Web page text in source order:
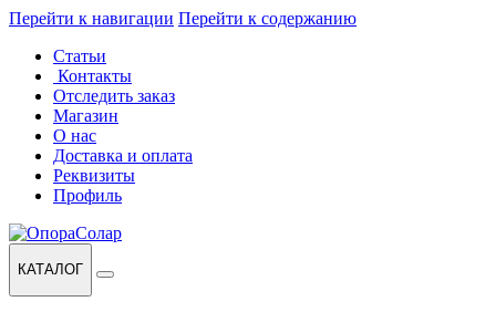
Перейти к навигации Перейти к содержанию
Статьи
Контакты
Отследить заказ
Магазин
О нас
Доставка и оплата
Реквизиты
Профиль
КАТАЛОГ